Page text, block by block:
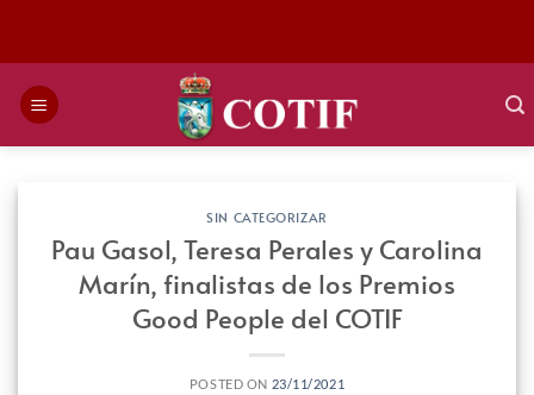
SIN CATEGORIZAR
Pau Gasol, Teresa Perales y Carolina
Marín, finalistas de los Premios
Good People del COTIF
POSTED ON 23/11/2021